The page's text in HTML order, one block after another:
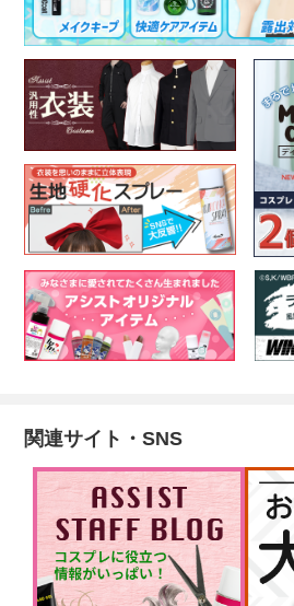
関連サイト・SNS